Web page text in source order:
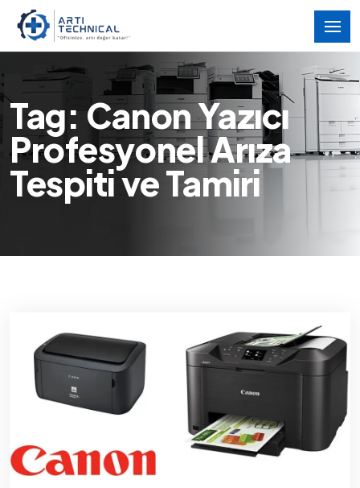
Tag: Canon Yazıcı
Profesyonel Arıza
Tespiti ve Tamiri